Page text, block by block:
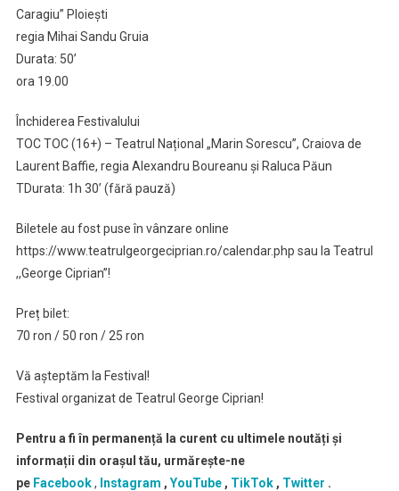
Caragiu” Ploiești
regia Mihai Sandu Gruia
Durata: 50’
ora 19.00
Închiderea Festivalului
TOC TOC (16+) – Teatrul Național „Marin Sorescu”, Craiova de
Laurent Baffie, regia Alexandru Boureanu și Raluca Păun
TDurata: 1h 30’ (fără pauză)
Biletele au fost puse în vânzare online
https://www.teatrulgeorgeciprian.ro/calendar.php sau la Teatrul
,,George Ciprian”!
Preț bilet:
70 ron / 50 ron / 25 ron
Vă așteptăm la Festival!
Festival organizat de Teatrul George Ciprian!
Pentru a fi în permanență la curent cu ultimele noutăți și
informații din orașul tău, urmărește-ne
pe Facebook, Instagram , YouTube, TikTok , Twitter .